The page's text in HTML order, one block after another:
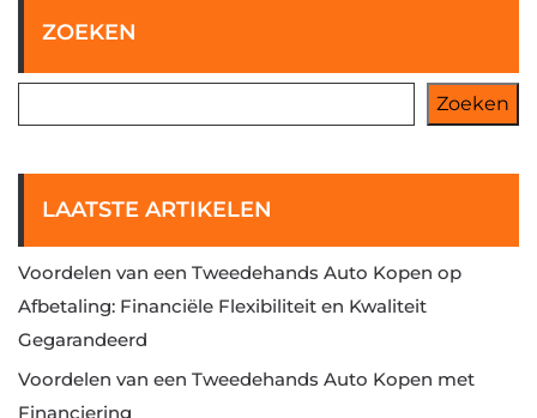
ZOEKEN
Zoeken
LAATSTE ARTIKELEN
Voordelen van een Tweedehands Auto Kopen op
Afbetaling: Financiële Flexibiliteit en Kwaliteit
Gegarandeerd
Voordelen van een Tweedehands Auto Kopen met
Financiering